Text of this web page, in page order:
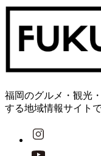
福岡のグルメ・観光
する地域情報サイトで